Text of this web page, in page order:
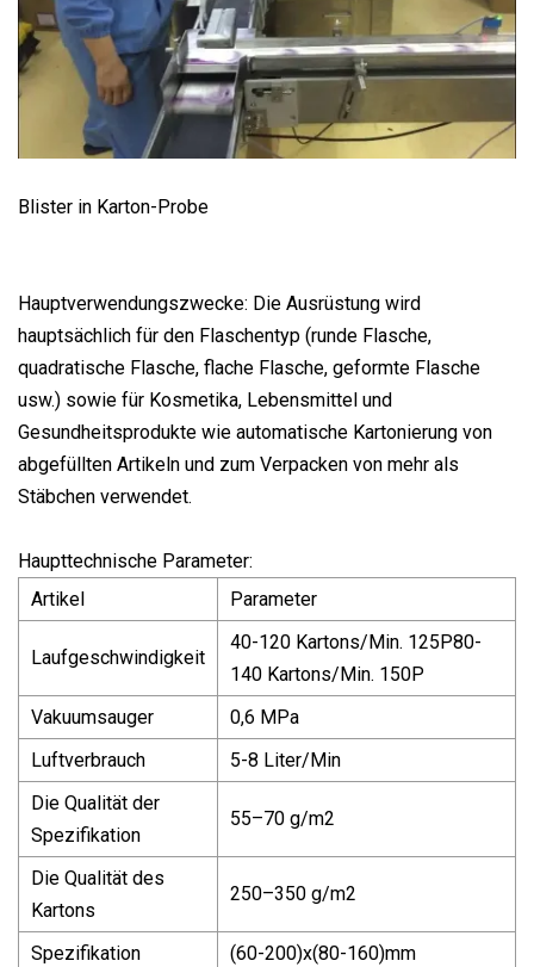
Blister in Karton-Probe
Hauptverwendungszwecke: Die Ausrüstung wird
hauptsächlich für den Flaschentyp (runde Flasche,
quadratische Flasche, flache Flasche, geformte Flasche
usw.) sowie für Kosmetika, Lebensmittel und
Gesundheitsprodukte wie automatische Kartonierung von
abgefüllten Artikeln und zum Verpacken von mehr als
Stäbchen verwendet.
Haupttechnische Parameter:
Artikel
Parameter
Laufgeschwindigkeit
40-120 Kartons/Min. 125P80-
140 Kartons/Min. 150P
Vakuumsauger
0,6 MPa
Luftverbrauch
5-8 Liter/Min
Die Qualität der
Spezifikation
55–70 g/m2
Die Qualität des
Kartons
250–350 g/m2
Spezifikation (60-200)x(80-160)mm